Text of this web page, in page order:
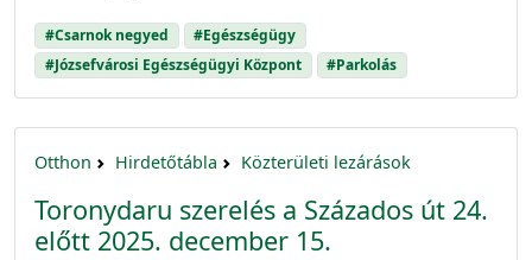
#Csarnok negyed
#Egészségügy
#Józsefvárosi Egészségügyi Központ
#Parkolás
Otthon Hirdetőtábla Közterületi lezárások
Toronydaru szerelés a Százados út 24.
előtt 2025. december 15.